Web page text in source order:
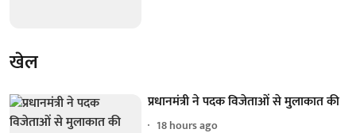
खेल
प्रधानमंत्री ने पदक विजेताओं से मुलाकात की
18 hours ago